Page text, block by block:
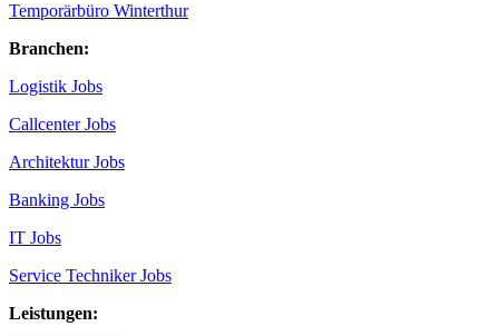
Temporärbüro Winterthur
Branchen:
Logistik Jobs
Callcenter Jobs
Architektur Jobs
Banking Jobs
IT Jobs
Service Techniker Jobs
Leistungen: